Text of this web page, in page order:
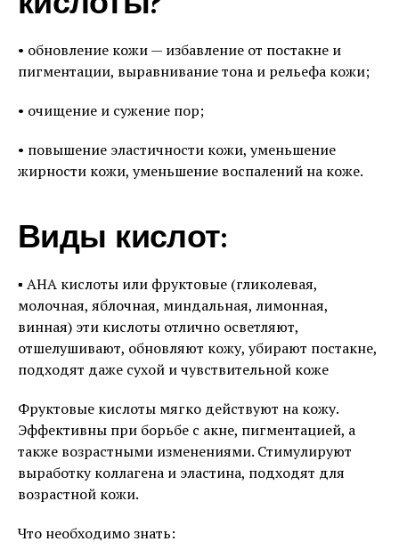
• обновление кожи — избавление от постакне и
пигментации, выравнивание тона и рельефа кожи;
• очищение и сужение пор;
• повышение эластичности кожи, уменьшение
жирности кожи, уменьшение воспалений на коже.⠀
Виды кислот:
▪️ AHA кислоты или фруктовые (гликолевая,
молочная, яблочная, миндальная, лимонная,
винная) эти кислоты отлично осветляют,
отшелушивают, обновляют кожу, убирают постакне,
подходят даже сухой и чувствительной коже
Фруктовые кислоты мягко действуют на кожу.
Эффективны при борьбе с акне, пигментацией, а
также возрастными изменениями. Стимулируют
выработку коллагена и эластина, подходят для
возрастной кожи.
Что необходимо знать:⠀